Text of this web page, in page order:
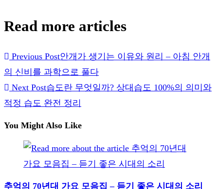
Read more articles
Previous Post안개가 생기는 이유와 원리 – 아침 안개
의 신비를 과학으로 풀다
Next Post습도란 무엇일까? 상대습도 100%의 의미와
적정 습도 완전 정리
You Might Also Like
추억의 70년대 가요 모음집 – 듣기 좋은 시대의 소리